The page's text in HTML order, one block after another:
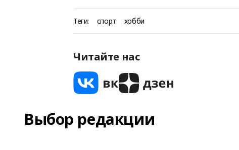
Теги: спорт хобби
Читайте нас
Выбор редакции